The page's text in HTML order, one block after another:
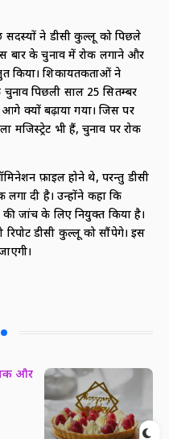
ने डीसी कुल्लू को पिछले
बार के चुनाव में रोक लगाने और
किया। शिकायतकर्ताओं ने
पिछली साल 25 सितम्बर
क्यों बढ़ाया गया। जिस पर
मजिस्ट्रेट भी हैं, चुनाव पर रोक
फ़ाइल होने थे, परन्तु डीसी
दी है। उन्होंने कहा कि
जांच के लिए नियुक्त किया है।
डीसी कुल्लू को सौंपेगे। इस
और